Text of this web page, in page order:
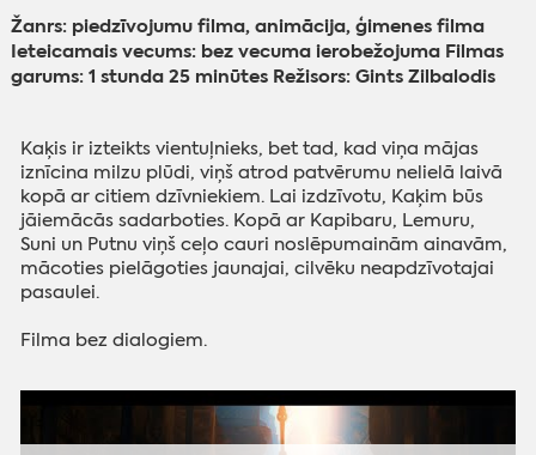
Žanrs: piedzīvojumu filma, animācija, ģimenes filma
Ieteicamais vecums: bez vecuma ierobežojuma Filmas
garums: 1 stunda 25 minūtes Režisors: Gints Zilbalodis
Kaķis ir izteikts vientuļnieks, bet tad, kad viņa mājas
iznīcina milzu plūdi, viņš atrod patvērumu nelielā laivā
kopā ar citiem dzīvniekiem. Lai izdzīvotu, Kaķim būs
jāiemācās sadarboties. Kopā ar Kapibaru, Lemuru,
Suni un Putnu viņš ceļo cauri noslēpumainām ainavām,
mācoties pielāgoties jaunajai, cilvēku neapdzīvotajai
pasaulei.
Filma bez dialogiem.